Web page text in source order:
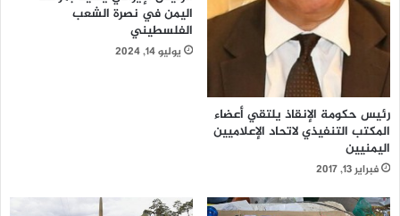
رئيس حكومة الإنقاذ يلتقي أعضاء
المكتب التنفيذي لاتحاد الإعلاميين
اليمنيين
فبراير 13, 2017
اليمن في نصرة الشعب
الفلسطيني
يوليو 14, 2024